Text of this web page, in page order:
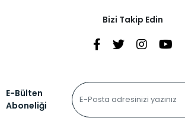
Bizi Takip Edin
E-Bülten
Aboneliği